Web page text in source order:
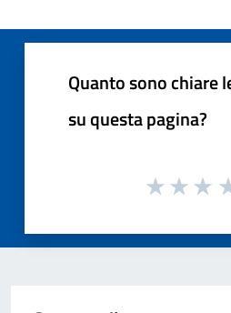
Quanto sono chiare
su questa pagina?